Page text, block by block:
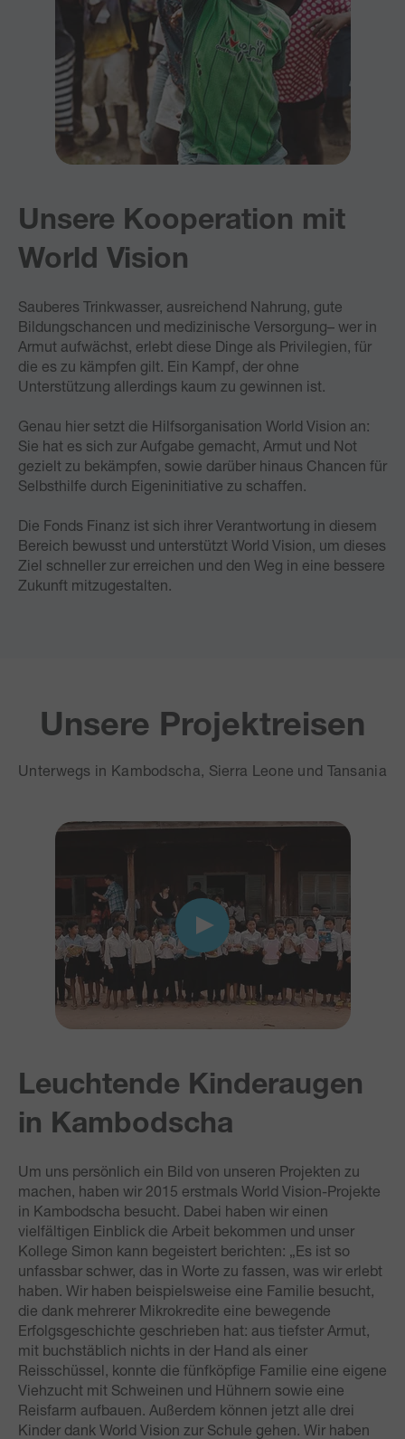
Unsere Kooperation mit
World Vision
Sauberes Trinkwasser, ausreichend Nahrung, gute
Bildungschancen und medizinische Versorgung– wer in
Armut aufwächst, erlebt diese Dinge als Privilegien, für
die es zu kämpfen gilt. Ein Kampf, der ohne
Unterstützung allerdings kaum zu gewinnen ist.
Genau hier setzt die Hilfsorganisation World Vision an:
Sie hat es sich zur Aufgabe gemacht, Armut und Not
gezielt zu bekämpfen, sowie darüber hinaus Chancen für
Selbsthilfe durch Eigeninitiative zu schaffen.
Die Fonds Finanz ist sich ihrer Verantwortung in diesem
Bereich bewusst und unterstützt World Vision, um dieses
Ziel schneller zur erreichen und den Weg in eine bessere
Zukunft mitzugestalten.
Unsere Projektreisen
Unterwegs in Kambodscha, Sierra Leone und Tansania
Leuchtende Kinderaugen
in Kambodscha
Um uns persönlich ein Bild von unseren Projekten zu
machen, haben wir 2015 erstmals World Vision-Projekte
in Kambodscha besucht. Dabei haben wir einen
vielfältigen Einblick die Arbeit bekommen und unser
Kollege Simon kann begeistert berichten: „Es ist so
unfassbar schwer, das in Worte zu fassen, was wir erlebt
haben. Wir haben beispielsweise eine Familie besucht,
die dank mehrerer Mikrokredite eine bewegende
Erfolgsgeschichte geschrieben hat: aus tiefster Armut,
mit buchstäblich nichts in der Hand als einer
Reisschüssel, konnte die fünfköpfige Familie eine eigene
Viehzucht mit Schweinen und Hühnern sowie eine
Reisfarm aufbauen. Außerdem können jetzt alle drei
Kinder dank World Vision zur Schule gehen. Wir haben